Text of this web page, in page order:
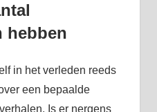
hebben
in het verleden reeds
een bepaalde
Is er nergens